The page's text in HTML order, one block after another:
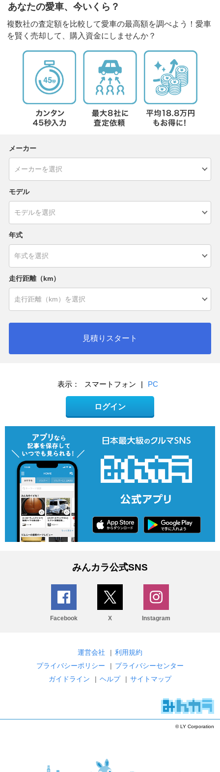
あなたの愛車、今いくら？
複数社の査定額を比較して愛車の最高額を調べよう！愛車
を賢く売却して、購入資金にしませんか？
メーカー
モデル
年式
走行距離（km）
見積りスタート
表示： スマートフォン | PC
ログイン
みんカラ公式SNS
Facebook X Instagram
運営会社 | 利用規約
プライバシーポリシー
| プライバシーセンター
ガイドライン
| ヘルプ | サイトマップ
© LY Corporation